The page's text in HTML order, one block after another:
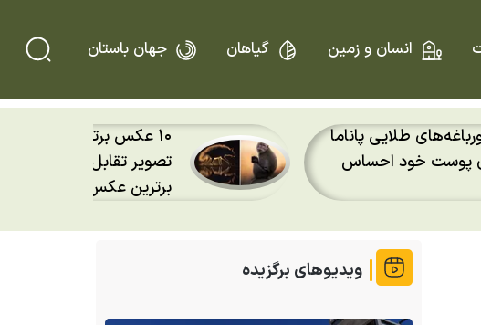
انسان و زمین گیاهان جهان باستان
قورباغه‌های طلایی پاناما
پوست خود احساس
تصویر تقابل یک افعی
برترین عکس سال ۲۰۲۶ شد
ویدیوهای برگزیده